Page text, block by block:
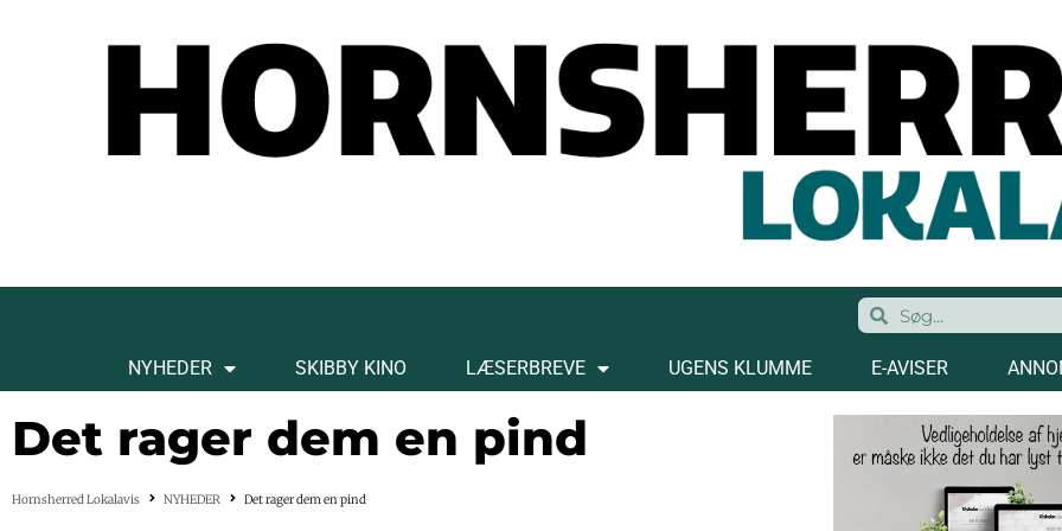
NYHEDER SKIBBY KINO LÆSERBREVE UGENS KLUMME E-AVISER
Det rager dem en pind
Hornsherred Lokalavis NYHEDER Det rager dem en pind